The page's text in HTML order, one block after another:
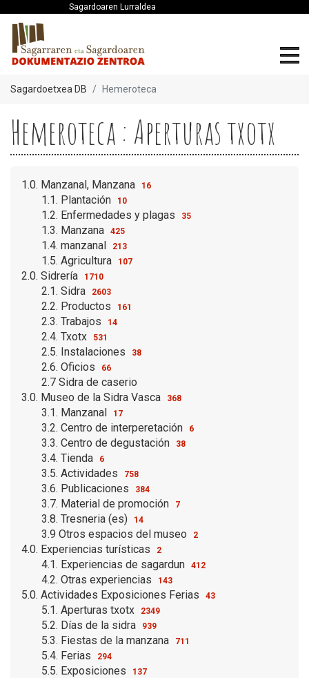
Sagardoaren Lurraldea
Sagardoetxea DB Hemeroteca
Hemeroteca : Aperturas txotx
1.0. Manzanal, Manzana 16
1.1. Plantación 10
1.2. Enfermedades y plagas 35
1.3. Manzana 425
1.4. manzanal 213
1.5. Agricultura 107
2.0. Sidrería 1710
2.1. Sidra 2603
2.2. Productos 161
2.3. Trabajos 14
2.4. Txotx 531
2.5. Instalaciones 38
2.6. Oficios 66
2.7 Sidra de caserio
3.0. Museo de la Sidra Vasca
368
3.1. Manzanal 17
3.2. Centro de interperetación 6
3.3. Centro de degustación 38
3.4. Tienda 6
3.5. Actividades 758
3.6. Publicaciones 384
3.7. Material de promoción 7
3.8. Tresneria (es) 14
3.9 Otros espacios del museo 2
4.0. Experiencias turísticas 2
4.1. Experiencias de sagardun 412
4.2. Otras experiencias 143
5.0. Actividades Exposiciones Ferias 43
5.1. Aperturas txotx 2349
5.2. Días de la sidra 939
5.3. Fiestas de la manzana 711
5.4. Ferias 294
5.5. Exposiciones 137